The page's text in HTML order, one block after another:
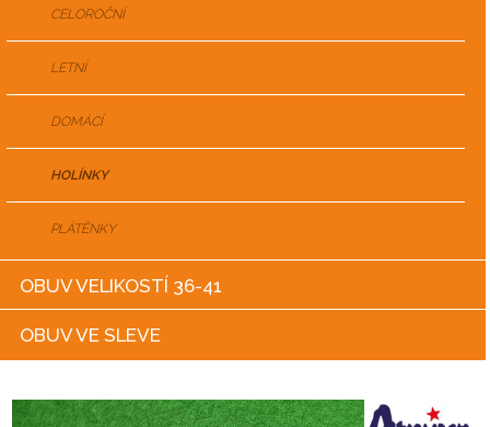
CELOROČNÍ
LETNÍ
DOMÁCÍ
HOLÍNKY
PLÁTĚNKY
OBUV VELIKOSTÍ 36-41
OBUV VE SLEVE